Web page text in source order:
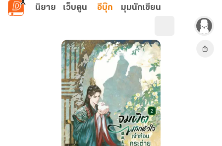
ข้ามไปยังเนื้อหาหลัก
นิยาย เว็บตูน อีบุ๊ก มุมนักเขียน